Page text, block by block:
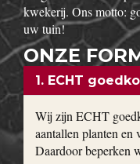
kwekerij. Ons motto:
uw tuin!
ONZE
1. ECHT
Wij zijn ECHT
aantallen planten en
Daardoor beperken